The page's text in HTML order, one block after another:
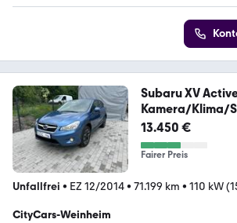
Subaru XV
Kamera/Klima/
M
13.450 €
Fairer Preis
Unfallfrei • EZ 12/2014• 71.199 km • 110 kW
CityCars-Weinheim